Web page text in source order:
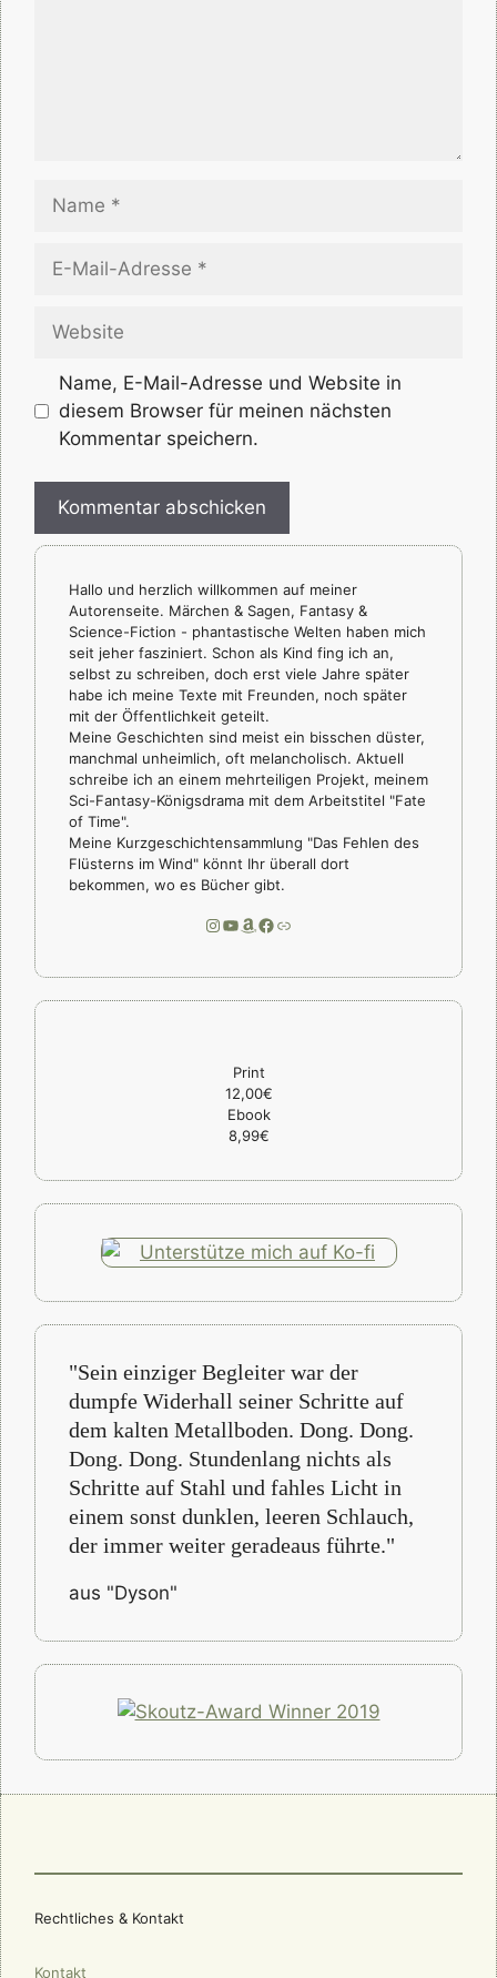
Name
Website
Name, E-Mail-Adresse und Website in
diesem Browser für meinen nächsten
Kommentar speichern.
Hallo und herzlich willkommen auf meiner
Autorenseite. Märchen & Sagen, Fantasy &
Science-Fiction - phantastische Welten haben mich
seit jeher fasziniert. Schon als Kind fing ich an,
selbst zu schreiben, doch erst viele Jahre später
habe ich meine Texte mit Freunden, noch später
mit der Öffentlichkeit geteilt.
Meine Geschichten sind meist ein bisschen düster,
manchmal unheimlich, oft melancholisch. Aktuell
schreibe ich an einem mehrteiligen Projekt, meinem
Sci-Fantasy-Königsdrama mit dem Arbeitstitel "Fate
of Time".
Meine Kurzgeschichtensammlung "Das Fehlen des
Flüsterns im Wind" könnt Ihr überall dort
bekommen, wo es Bücher gibt.
Instagram
YouTube
Amazon
Facebook
Link
Print
12,00€
Ebook
8,99€
"Sein einziger Begleiter war der
dumpfe Widerhall seiner Schritte auf
dem kalten Metallboden. Dong. Dong.
Dong. Dong. Stundenlang nichts als
Schritte auf Stahl und fahles Licht in
einem sonst dunklen, leeren Schlauch,
der immer weiter geradeaus führte."
aus "Dyson"
Rechtliches & Kontakt
Kontakt